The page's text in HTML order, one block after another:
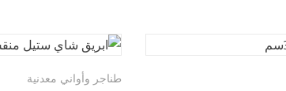
طناجر وأواني معدنية